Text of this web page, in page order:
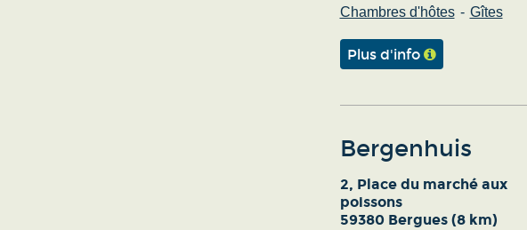
Chambres d'hôtes Gîtes
Plus d'info
Bergenhuis
2, Place du marché aux
poissons
59380 Bergues (8 km)